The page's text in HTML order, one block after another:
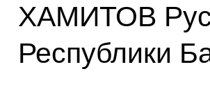
ХАМИТОВ
Республики